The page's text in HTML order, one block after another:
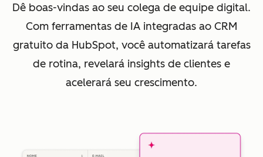
Dê boas-vindas ao seu colega de equipe digital.
Com ferramentas de IA integradas ao CRM
gratuito da HubSpot, você automatizará tarefas
de rotina, revelará insights de clientes e
acelerará seu crescimento.